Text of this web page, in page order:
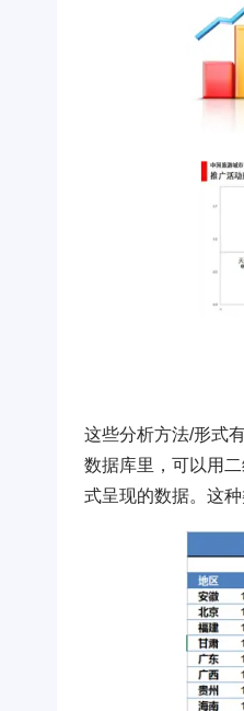
这些分析方法/形式
数据库里，可以用
式呈现的数据。这